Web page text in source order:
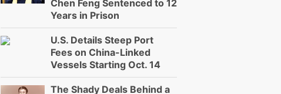
Chen Feng Sentenced to 12
Years in Prison
U.S. Details Steep Port
Fees on China-Linked
Vessels Starting Oct. 14
The Shady Deals Behind a